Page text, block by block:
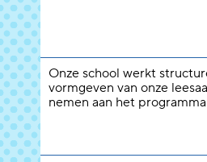
Onze school werkt
vormgeven van onze
nemen aan het